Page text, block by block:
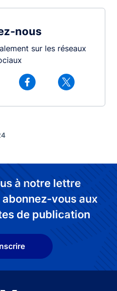
nous
sur les réseaux
à notre lettre
vous aux
de publication